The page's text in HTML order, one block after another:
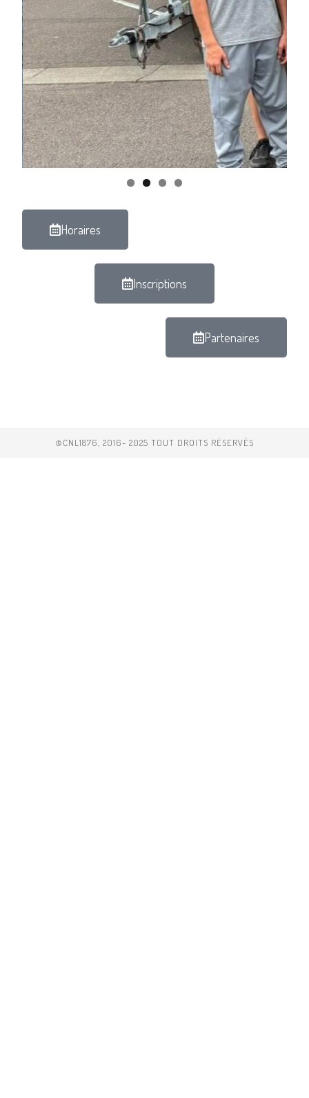
Horaires
Inscriptions
Partenaires
©CNL1876, 2016- 2025 TOUT DROITS RÉSERVÉS